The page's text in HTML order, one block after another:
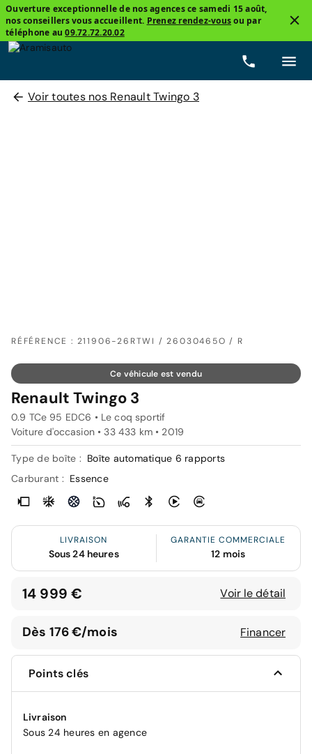
Ouverture exceptionnelle de nos agences ce samedi 15 août,
nos conseillers vous accueillent. Prenez rendez-vousou par
téléphone au09.72.72.20.02
Voir toutes nos Renault Twingo 3
RÉFÉRENCE : 211906-26RTWI / 26030465O / R
Ce véhicule est vendu
Renault Twingo 3
0.9 TCe 95 EDC6 • Le coq sportif
Voiture d'occasion • 33 433 km • 2019
Type de boîte : Boîte automatique 6 rapports
Carburant : Essence
LIVRAISON
Sous 24 heures
GARANTIE COMMERCIALE
12 mois
14 999 € Voir le détail
Dès 176 €/mois Financer
Points clés
Livraison
Sous 24 heures en agence